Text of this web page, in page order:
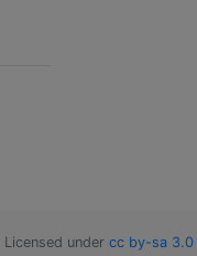
Licensed under cc by-sa 3.0